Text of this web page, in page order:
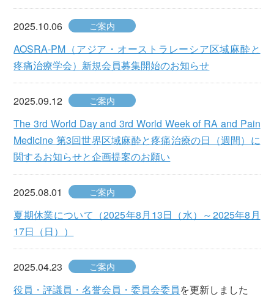
2025.10.06 ご案内
AOSRA-PM（アジア・オーストラレーシア区域麻酔と
疼痛治療学会）新規会員募集開始のお知らせ
2025.09.12 ご案内
The 3rd World Day and 3rd World Week of RA and Pain
Medicine 第3回世界区域麻酔と疼痛治療の日（週間）に
関するお知らせと企画提案のお願い
2025.08.01 ご案内
夏期休業について（2025年8月13日（水）～2025年8月
17日（日））
2025.04.23 ご案内
役員・評議員・名誉会員・委員会委員を更新しました